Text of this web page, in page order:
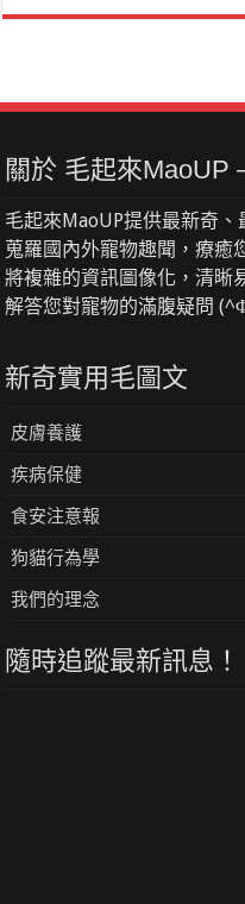
關於 毛起來MaoUP
毛起來MaoUP提供最新奇、
蒐羅國內外寵物趣聞，療癒
將複雜的資訊圖像化，清晰
解答您對寵物的滿腹疑問
新奇實用毛圖文
皮膚養護
疾病保健
食安注意報
狗貓行為學
我們的理念
隨時追蹤最新訊息！